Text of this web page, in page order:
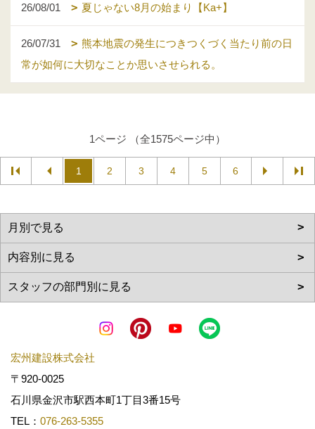
26/08/01 夏じゃない8月の始まり【Ka+】
26/07/31
熊本地震の発生につきつくづく当たり前の日
常が如何に大切なことか思いさせられる。
1ページ （全1575ページ中）
1 2 3 4 5 6
宏州建設株式会社
〒920-0025
石川県金沢市駅西本町1丁目3番15号
TEL： 076-263-5355